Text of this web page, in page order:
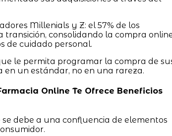
Millenials y Z: el 57% de los
consolidando la compra
de cuidado personal.
le permita programar la compra de
en un estándar, no en una rareza.
Online Te Ofrece Beneficios
se debe a una confluencia de elementos